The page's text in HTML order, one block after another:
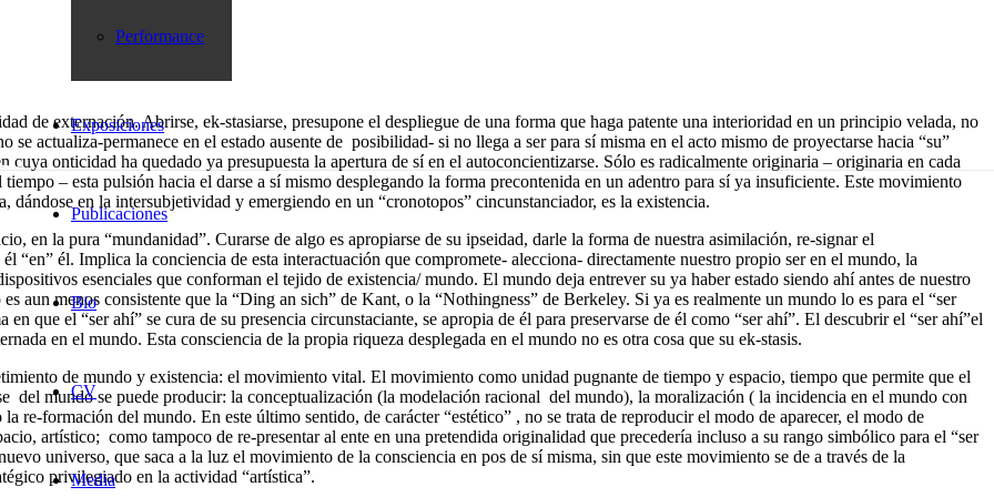
Performance
Exposiciones
Publicaciones
Bio
CV
Media
de externación. Abrirse, ek-stasiarse, presupone el despliegue de una forma que haga patente una interioridad en un principio velada, no
actualiza-permanece en el estado ausente de posibilidad- si no llega a ser para sí misma en el acto mismo de proyectarse hacia “su”
cuya onticidad ha quedado ya presupuesta la apertura de sí en el autoconcientizarse. Sólo es radicalmente originaria – originaria en cada
– esta pulsión hacia el darse a sí mismo desplegando la forma precontenida en un adentro para sí ya insuficiente. Este movimiento
dándose en la intersubjetividad y emergiendo en un “cronotopos” cincunstanciador, es la existencia.
en la pura “mundanidad”. Curarse de algo es apropiarse de su ipseidad, darle la forma de nuestra asimilación, re-signar el
“en” él. Implica la conciencia de esta interactuación que compromete- alecciona- directamente nuestro propio ser en el mundo, la
esenciales que conforman el tejido de existencia/ mundo. El mundo deja entrever su ya haber estado siendo ahí antes de nuestro
aun menos consistente que la “Ding an sich” de Kant, o la “Nothingness” de Berkeley. Si ya es realmente un mundo lo es para el “ser
que el “ser ahí” se cura de su presencia circunstaciante, se apropia de él para preservarse de él como “ser ahí”. El descubrir el “ser ahí”el
en el mundo. Esta consciencia de la propia riqueza desplegada en el mundo no es otra cosa que su ek-stasis.
de mundo y existencia: el movimiento vital. El movimiento como unidad pugnante de tiempo y espacio, tiempo que permite que el
del mundo se puede producir: la conceptualización (la modelación racional del mundo), la moralización ( la incidencia en el mundo con
re-formación del mundo. En este último sentido, de carácter “estético” , no se trata de reproducir el modo de aparecer, el modo de
artístico; como tampoco de re-presentar al ente en una pretendida originalidad que precedería incluso a su rango simbólico para el “ser
universo, que saca a la luz el movimiento de la consciencia en pos de sí misma, sin que este movimiento se de a través de la
privilegiado en la actividad “artística”.